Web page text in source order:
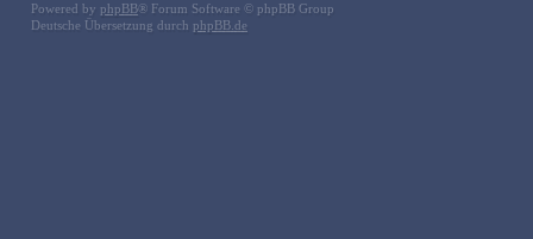
Powered by phpBB® Forum Software © phpBB Group
Deutsche Übersetzung durch phpBB.de